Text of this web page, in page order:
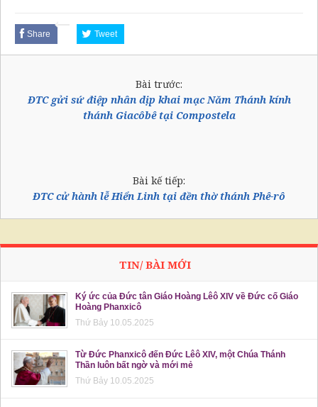
Share Tweet
Bài trước:
ĐTC gửi sứ điệp nhân dịp khai mạc Năm Thánh kính
thánh Giacôbê tại Compostela
Bài kế tiếp:
ĐTC cử hành lễ Hiển Linh tại đền thờ thánh Phê-rô
TIN/ BÀI MỚI
Ký ức của Đức tân Giáo Hoàng Lêô XIV về Đức cố Giáo
Hoàng Phanxicô
Thứ Bảy 10.05.2025
Từ Đức Phanxicô đến Đức Lêô XIV, một Chúa Thánh
Thần luôn bất ngờ và mới mẻ
Thứ Bảy 10.05.2025